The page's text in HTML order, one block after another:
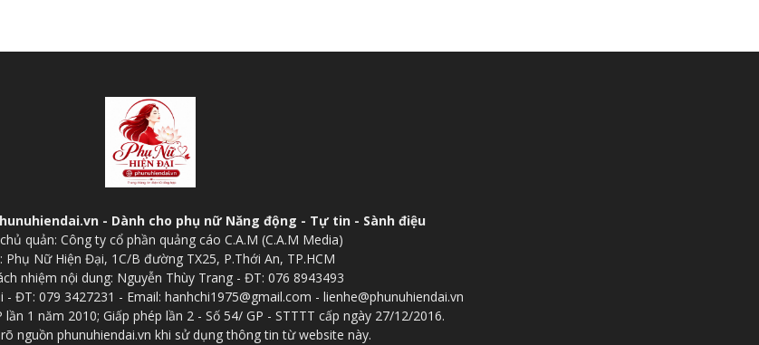
- Dành cho phụ nữ Năng động - Tự tin - Sành điệu
quản: Công ty cổ phần quảng cáo C.A.M (C.A.M Media)
Phụ Nữ Hiện Đại, 1C/B đường TX25, P.Thới An, TP.HCM
nhiệm nội dung: Nguyễn Thùy Trang - ĐT: 076 8943493
- ĐT: 079 3427231 - Email: hanhchi1975@gmail.com - lienhe@phunuhiendai.vn
1 năm 2010; Giấp phép lần 2 - Số 54/ GP - STTTT cấp ngày 27/12/2016.
nguồn phunuhiendai.vn khi sử dụng thông tin từ website này.